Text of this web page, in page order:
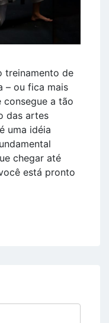
treinamento de
– ou fica mais
consegue a tão
das artes
uma idéia
chegar até
está pronto